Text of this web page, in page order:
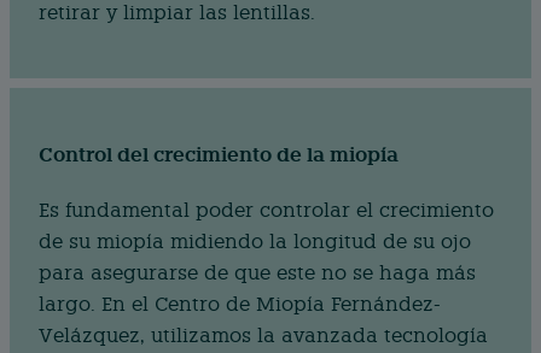
retirar y limpiar las lentillas.
Control del crecimiento de la miopía
Es fundamental poder controlar el crecimiento
de su miopía midiendo la longitud de su ojo
para asegurarse de que este no se haga más
largo. En el Centro de Miopía Fernández-
Velázquez, utilizamos la avanzada tecnología